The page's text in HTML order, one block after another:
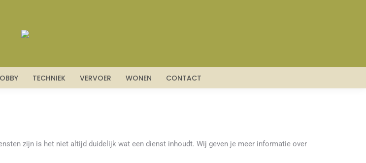
TECHNIEK VERVOER WONEN CONTACT
zijn is het niet altijd duidelijk wat een dienst inhoudt. Wij geven je meer informatie over